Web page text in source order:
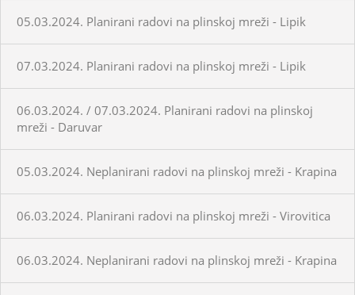
05.03.2024. Planirani radovi na plinskoj mreži - Lipik
07.03.2024. Planirani radovi na plinskoj mreži - Lipik
06.03.2024. / 07.03.2024. Planirani radovi na plinskoj
mreži - Daruvar
05.03.2024. Neplanirani radovi na plinskoj mreži - Krapina
06.03.2024. Planirani radovi na plinskoj mreži - Virovitica
06.03.2024. Neplanirani radovi na plinskoj mreži - Krapina